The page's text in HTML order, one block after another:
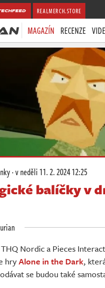
REALMERCH.STORE
MAGAZÍN RECENZE
·v neděli11. 2. 2024 12:25
balíčky v
Nordic a Pieces
hryAlone in the Dark,
se budou také